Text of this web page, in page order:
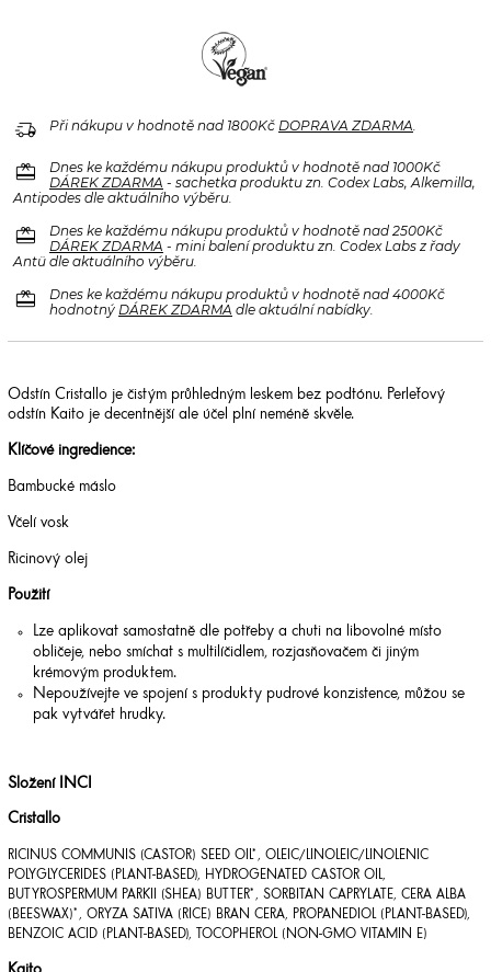
delivery_truck_speed Při nákupu v hodnotě nad 1800Kč DOPRAVA ZDARMA.
redeem
Dnes ke každému nákupu produktů v hodnotě nad 1000Kč
DÁREK ZDARMA - sachetka produktu zn. Codex Labs, Alkemilla,
Antipodes dle aktuálního výběru.
redeem
Dnes ke každému nákupu produktů v hodnotě nad 2500Kč
DÁREK ZDARMA - mini balení produktu zn. Codex Labs z řady
Antü dle aktuálního výběru.
redeem
Dnes ke každému nákupu produktů v hodnotě nad 4000Kč
hodnotný DÁREK ZDARMA dle aktuální nabídky.
Odstín Cristallo je čistým průhledným leskem bez podtónu. Perleťový
odstín Kaito je decentnější ale účel plní neméně skvěle.
Klíčové ingredience:
Bambucké máslo
Včelí vosk
Ricinový olej
Použití
Lze aplikovat samostatně dle potřeby a chuti na libovolné místo
obličeje, nebo smíchat s multilíčidlem, rozjasňovačem či jiným
krémovým produktem.
Nepoužívejte ve spojení s produkty pudrové konzistence, můžou se
pak vytvářet hrudky.
Složení INCI
Cristallo
RICINUS COMMUNIS (CASTOR) SEED OIL*, OLEIC/LINOLEIC/LINOLENIC
POLYGLYCERIDES (PLANT-BASED), HYDROGENATED CASTOR OIL,
BUTYROSPERMUM PARKII (SHEA) BUTTER*, SORBITAN CAPRYLATE, CERA ALBA
(BEESWAX)*, ORYZA SATIVA (RICE) BRAN CERA, PROPANEDIOL (PLANT-BASED),
BENZOIC ACID (PLANT-BASED), TOCOPHEROL (NON-GMO VITAMIN E)